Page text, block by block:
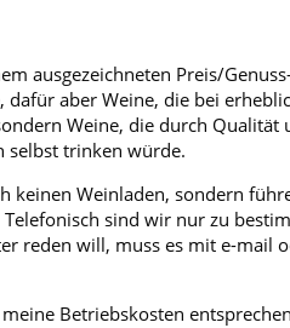
ausgezeichneten Preis/
aber Weine, die bei
Weine, die durch Qualität
selbst trinken würde.
keinen Weinladen, sondern
sind wir nur zu
reden will, muss es mit e-mail
Betriebskosten